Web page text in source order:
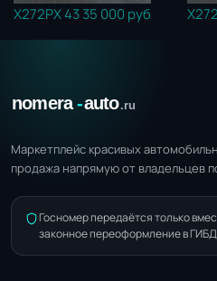
Х272РХ 4335 000 руб
Маркетплейс красивых
продажа напрямую от владельцев
Госномер передаётся только
законное переоформление в